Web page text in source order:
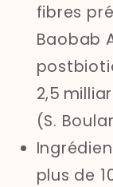
fibres
Baobab
2,5
(S.
plus de